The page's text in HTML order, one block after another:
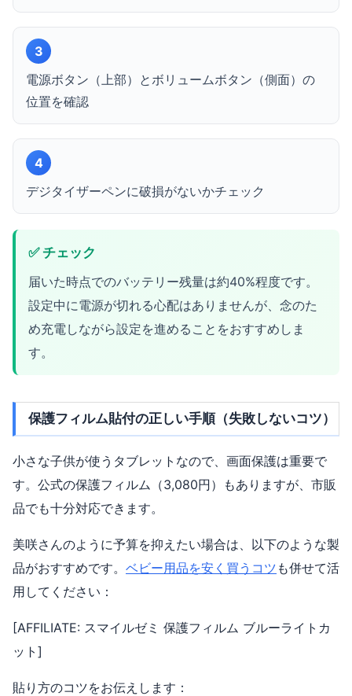
3
電源ボタン（上部）とボリュームボタン（側面）の
位置を確認
4
デジタイザーペンに破損がないかチェック
✅ チェック
届いた時点でのバッテリー残量は約40%程度です。
設定中に電源が切れる心配はありませんが、念のた
め充電しながら設定を進めることをおすすめしま
す。
保護フィルム貼付の正しい手順（失敗しないコツ）
小さな子供が使うタブレットなので、画面保護は重要で
す。公式の保護フィルム（3,080円）もありますが、市販
品でも十分対応できます。
美咲さんのように予算を抑えたい場合は、以下のような製
品がおすすめです。 ベビー用品を安く買うコツ も併せて活
用してください：
[AFFILIATE: スマイルゼミ 保護フィルム ブルーライトカ
ット]
貼り方のコツをお伝えします：